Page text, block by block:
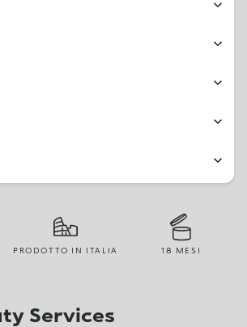
PRODOTTO IN ITALIA 18 MESI
Services